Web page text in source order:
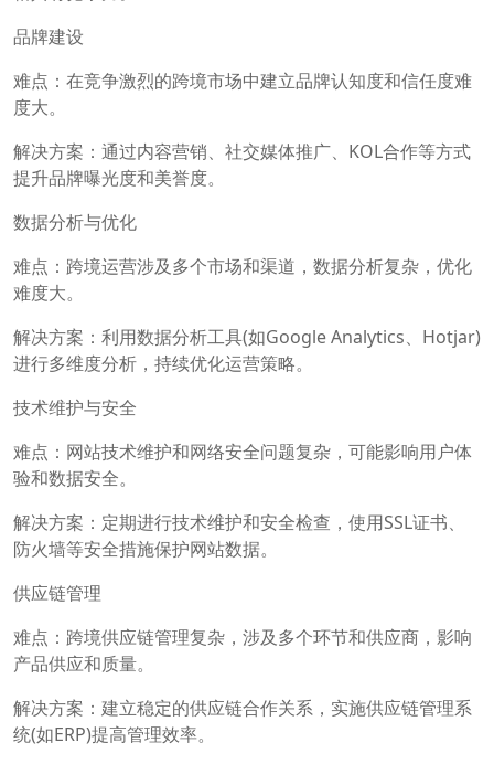
品牌建设
难点：在竞争激烈的跨境市场中建立品牌认知度和信任度难
度大。
解决方案：通过内容营销、社交媒体推广、KOL合作等方式
提升品牌曝光度和美誉度。
数据分析与优化
难点：跨境运营涉及多个市场和渠道，数据分析复杂，优化
难度大。
解决方案：利用数据分析工具(如Google Analytics、Hotjar)
进行多维度分析，持续优化运营策略。
技术维护与安全
难点：网站技术维护和网络安全问题复杂，可能影响用户体
验和数据安全。
解决方案：定期进行技术维护和安全检查，使用SSL证书、
防火墙等安全措施保护网站数据。
供应链管理
难点：跨境供应链管理复杂，涉及多个环节和供应商，影响
产品供应和质量。
解决方案：建立稳定的供应链合作关系，实施供应链管理系
统(如ERP)提高管理效率。